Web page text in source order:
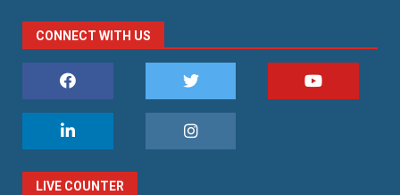
CONNECT WITH US
LIVE COUNTER